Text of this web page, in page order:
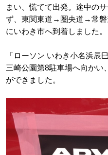
まい、慌てて出発。途中の
ず、東関東道→圏央道→常磐
にいわき市へ到着しました。
「ローソン いわき小名浜辰
三崎公園第8駐車場へ向かい
ができました。